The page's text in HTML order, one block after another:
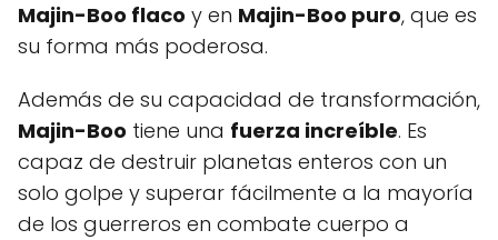
Majin-Boo flaco y en Majin-Boo puro, que es
su forma más poderosa.
Además de su capacidad de transformación,
Majin-Boo tiene una fuerza increíble. Es
capaz de destruir planetas enteros con un
solo golpe y superar fácilmente a la mayoría
de los guerreros en combate cuerpo a